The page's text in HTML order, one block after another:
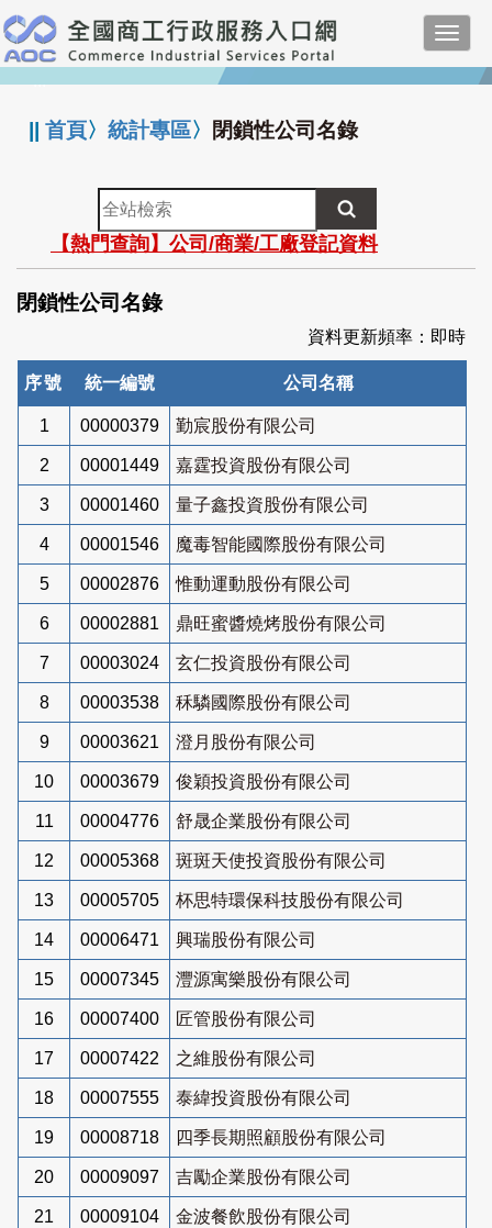
跳
到
主
要
:::
||首頁〉統計專區〉 閉鎖性公司名錄
全
站
檢
索
【熱門查詢】公司/商業/工廠登記資料
閉鎖性公司名錄
資料更新頻率：即時
序號 統一編號 公司名稱
1 00000379 勤宸股份有限公司
2 00001449 嘉霆投資股份有限公司
3 00001460 量子鑫投資股份有限公司
4 00001546 魔毒智能國際股份有限公司
5 00002876 惟動運動股份有限公司
6 00002881 鼎旺蜜醬燒烤股份有限公司
7 00003024 玄仁投資股份有限公司
8 00003538 秝驎國際股份有限公司
9 00003621 澄月股份有限公司
10 00003679 俊穎投資股份有限公司
11 00004776 舒晟企業股份有限公司
12 00005368 斑斑天使投資股份有限公司
13 00005705 杯思特環保科技股份有限公司
14 00006471 興瑞股份有限公司
15 00007345 灃源寓樂股份有限公司
16 00007400 匠管股份有限公司
17 00007422 之維股份有限公司
18 00007555 泰緯投資股份有限公司
19 00008718 四季長期照顧股份有限公司
20 00009097 吉勵企業股份有限公司
21 00009104 金波餐飲股份有限公司